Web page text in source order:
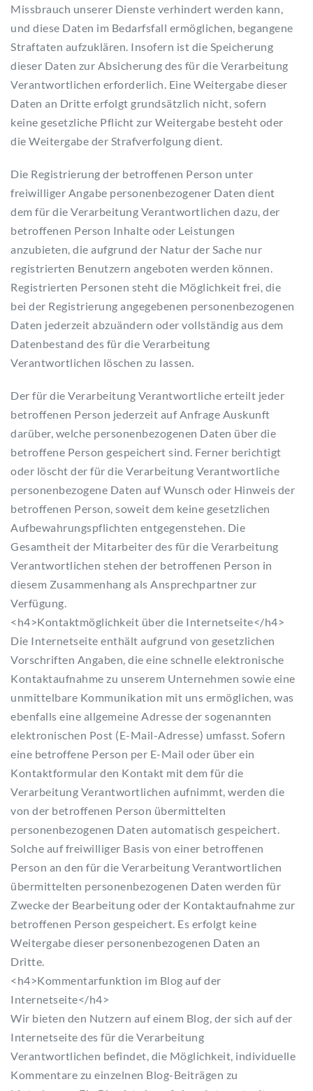
Missbrauch unserer Dienste verhindert werden kann,
und diese Daten im Bedarfsfall ermöglichen, begangene
Straftaten aufzuklären. Insofern ist die Speicherung
dieser Daten zur Absicherung des für die Verarbeitung
Verantwortlichen erforderlich. Eine Weitergabe dieser
Daten an Dritte erfolgt grundsätzlich nicht, sofern
keine gesetzliche Pflicht zur Weitergabe besteht oder
die Weitergabe der Strafverfolgung dient.
Die Registrierung der betroffenen Person unter
freiwilliger Angabe personenbezogener Daten dient
dem für die Verarbeitung Verantwortlichen dazu, der
betroffenen Person Inhalte oder Leistungen
anzubieten, die aufgrund der Natur der Sache nur
registrierten Benutzern angeboten werden können.
Registrierten Personen steht die Möglichkeit frei, die
bei der Registrierung angegebenen personenbezogenen
Daten jederzeit abzuändern oder vollständig aus dem
Datenbestand des für die Verarbeitung
Verantwortlichen löschen zu lassen.
Der für die Verarbeitung Verantwortliche erteilt jeder
betroffenen Person jederzeit auf Anfrage Auskunft
darüber, welche personenbezogenen Daten über die
betroffene Person gespeichert sind. Ferner berichtigt
oder löscht der für die Verarbeitung Verantwortliche
personenbezogene Daten auf Wunsch oder Hinweis der
betroffenen Person, soweit dem keine gesetzlichen
Aufbewahrungspflichten entgegenstehen. Die
Gesamtheit der Mitarbeiter des für die Verarbeitung
Verantwortlichen stehen der betroffenen Person in
diesem Zusammenhang als Ansprechpartner zur
Verfügung.
<h4>Kontaktmöglichkeit über die Internetseite</h4>
Die Internetseite enthält aufgrund von gesetzlichen
Vorschriften Angaben, die eine schnelle elektronische
Kontaktaufnahme zu unserem Unternehmen sowie eine
unmittelbare Kommunikation mit uns ermöglichen, was
ebenfalls eine allgemeine Adresse der sogenannten
elektronischen Post (E-Mail-Adresse) umfasst. Sofern
eine betroffene Person per E-Mail oder über ein
Kontaktformular den Kontakt mit dem für die
Verarbeitung Verantwortlichen aufnimmt, werden die
von der betroffenen Person übermittelten
personenbezogenen Daten automatisch gespeichert.
Solche auf freiwilliger Basis von einer betroffenen
Person an den für die Verarbeitung Verantwortlichen
übermittelten personenbezogenen Daten werden für
Zwecke der Bearbeitung oder der Kontaktaufnahme zur
betroffenen Person gespeichert. Es erfolgt keine
Weitergabe dieser personenbezogenen Daten an
Dritte.
<h4>Kommentarfunktion im Blog auf der
Internetseite</h4>
Wir bieten den Nutzern auf einem Blog, der sich auf der
Internetseite des für die Verarbeitung
Verantwortlichen befindet, die Möglichkeit, individuelle
Kommentare zu einzelnen Blog-Beiträgen zu